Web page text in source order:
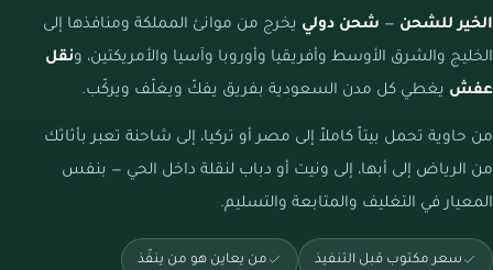
الخير للشحن — شحن دولي يخرج من موانئ المملكة ومنافذها إلى
الخليج والشرق الأوسط وأفريقيا وأوروبا وآسيا والأمريكتين، ونقل
عفش يغطي كل مدن السعودية بفريق يفكّ ويغلّف ويركّب.
من حاوية تحمل بيتاً كاملاً إلى مصر أو تركيا، إلى شاحنة تعبر بأثاثك
من الرياض إلى أبها، إلى ونيت أو دباب لنقلة داخل الحي — بنفس
المعيار في التغليف والمتابعة والتسليم.
سعر مكتوب قبل التنفيذ من يعاين هو من ينفّذ